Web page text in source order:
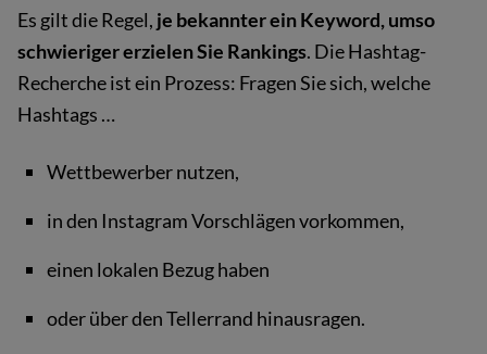
Es gilt die Regel, je bekannter ein Keyword, umso
schwieriger erzielen Sie Rankings. Die Hashtag-
Recherche ist ein Prozess: Fragen Sie sich, welche
Hashtags …
Wettbewerber nutzen,
in den Instagram Vorschlägen vorkommen,
einen lokalen Bezug haben
oder über den Tellerrand hinausragen.